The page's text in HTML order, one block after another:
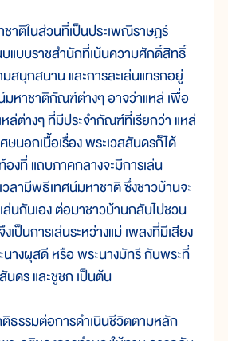
ในส่วนที่เป็นประเพณีราษฎร์
แบบราชสำนักที่เน้นความศักดิ์สิทธิ์
สนุกสนาน และการละเล่นแทรกอยู่
มหาชาติกัณฑ์ต่างๆ อาจว่าแหล่ เพื่อ
ล่ต่างๆ ที่มีประจำกัณฑ์ที่เรียกว่า แหล่
ษนอกเนื้อเรื่อง พระเวสสันดรก็ได้
งที่ แถบภาคกลางจะมีการเล่น
วลามีพิธีเทศน์มหาชาติ ซึ่งชาวบ้านจะ
ล่นกันเอง ต่อมาชาวบ้านกลับไปชวน
ป็นการเล่นระหว่างแม่ เพลงที่มีเสียง
างผุสดี หรือ พระนางมัทรี กับพระที่
นดร และชูชก เป็นต้น
รรมต่อการดำเนินชีวิตตามหลัก